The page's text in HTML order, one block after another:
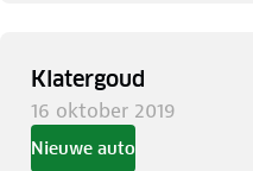
Klatergoud
16 oktober 2019
Nieuwe auto